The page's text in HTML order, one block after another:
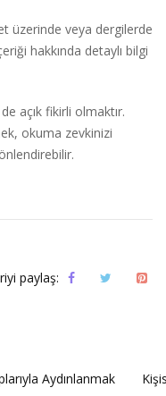
üzerinde veya dergilerde
hakkında detaylı bilgi
açık fikirli olmaktır.
okuma zevkinizi
paylaş:
Aydınlanmak